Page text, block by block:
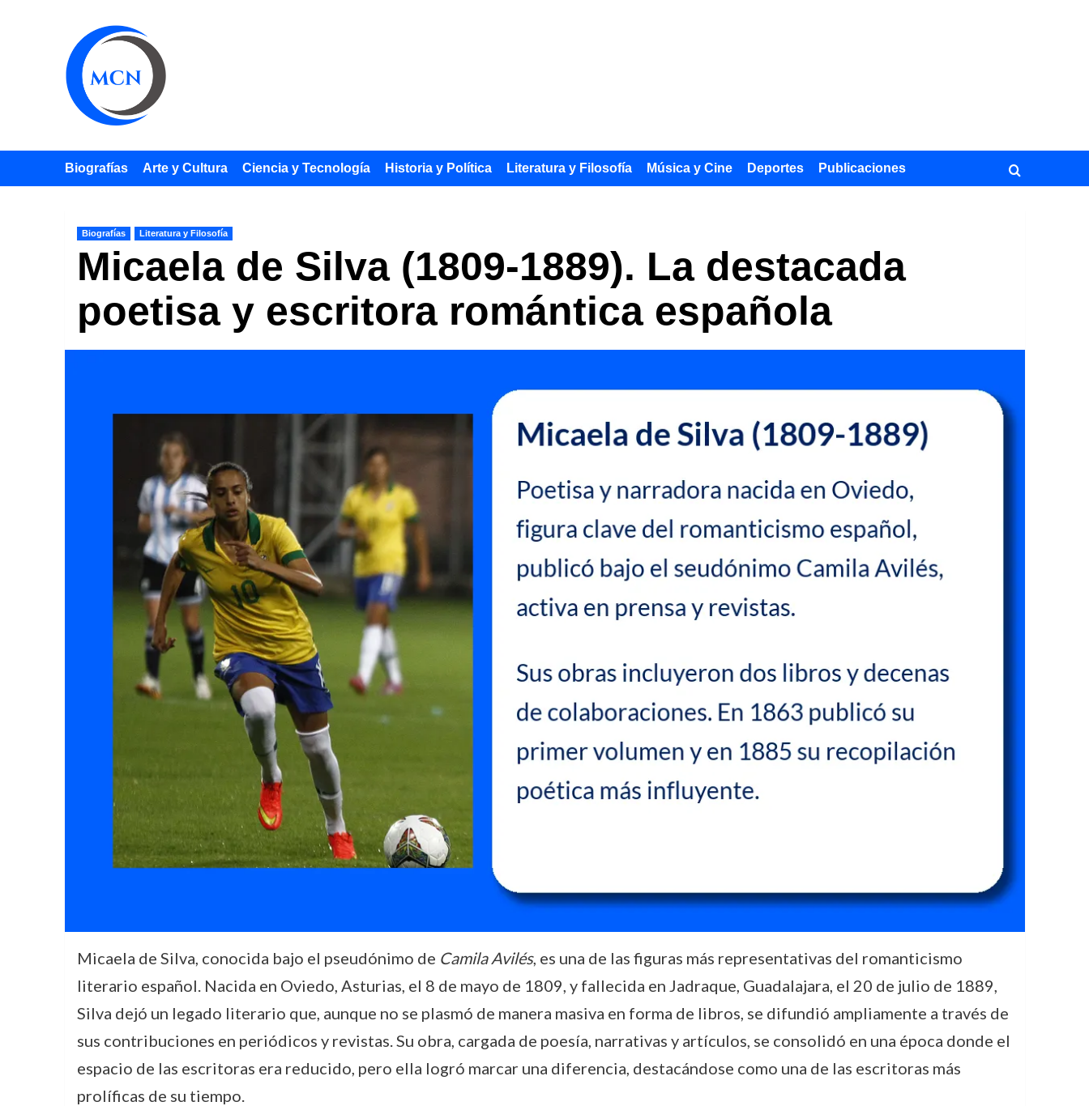
Biografías Arte y Cultura Ciencia y Tecnología Historia y Política Literatura y Filosofía Música y Cine Deportes Publicaciones
Biografías Literatura y Filosofía
Micaela de Silva (1809-1889). La destacada
poetisa y escritora romántica española
Micaela de Silva, conocida bajo el pseudónimo de Camila Avilés, es una de las figuras más representativas del romanticismo
literario español. Nacida en Oviedo, Asturias, el 8 de mayo de 1809, y fallecida en Jadraque, Guadalajara, el 20 de julio de 1889,
Silva dejó un legado literario que, aunque no se plasmó de manera masiva en forma de libros, se difundió ampliamente a través de
sus contribuciones en periódicos y revistas. Su obra, cargada de poesía, narrativas y artículos, se consolidó en una época donde el
espacio de las escritoras era reducido, pero ella logró marcar una diferencia, destacándose como una de las escritoras más
prolíficas de su tiempo.